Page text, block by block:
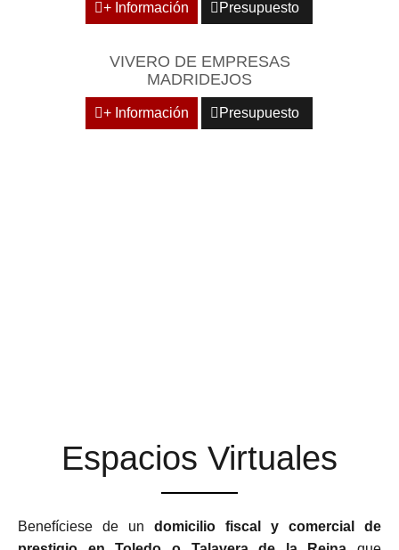
+ Información Presupuesto
VIVERO DE EMPRESAS
MADRIDEJOS
+ Información Presupuesto
Espacios Virtuales
Benefíciese de un domicilio fiscal y comercial de